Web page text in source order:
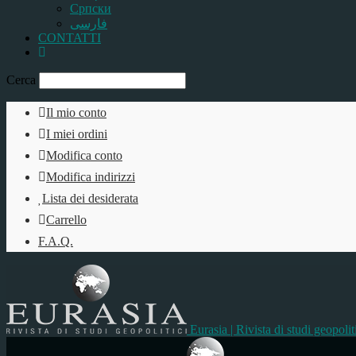
Српски
فارسی
CONTATTI
Cerca
Il mio conto
I miei ordini
Modifica conto
Modifica indirizzi
Lista dei desiderata
Carrello
F.A.Q.
Eurasia | Rivista di studi